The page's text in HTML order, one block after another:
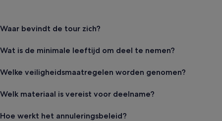
Waar bevindt de tour zich?
Wat is de minimale leeftijd om deel te nemen?
Welke veiligheidsmaatregelen worden genomen?
Welk materiaal is vereist voor deelname?
Hoe werkt het annuleringsbeleid?